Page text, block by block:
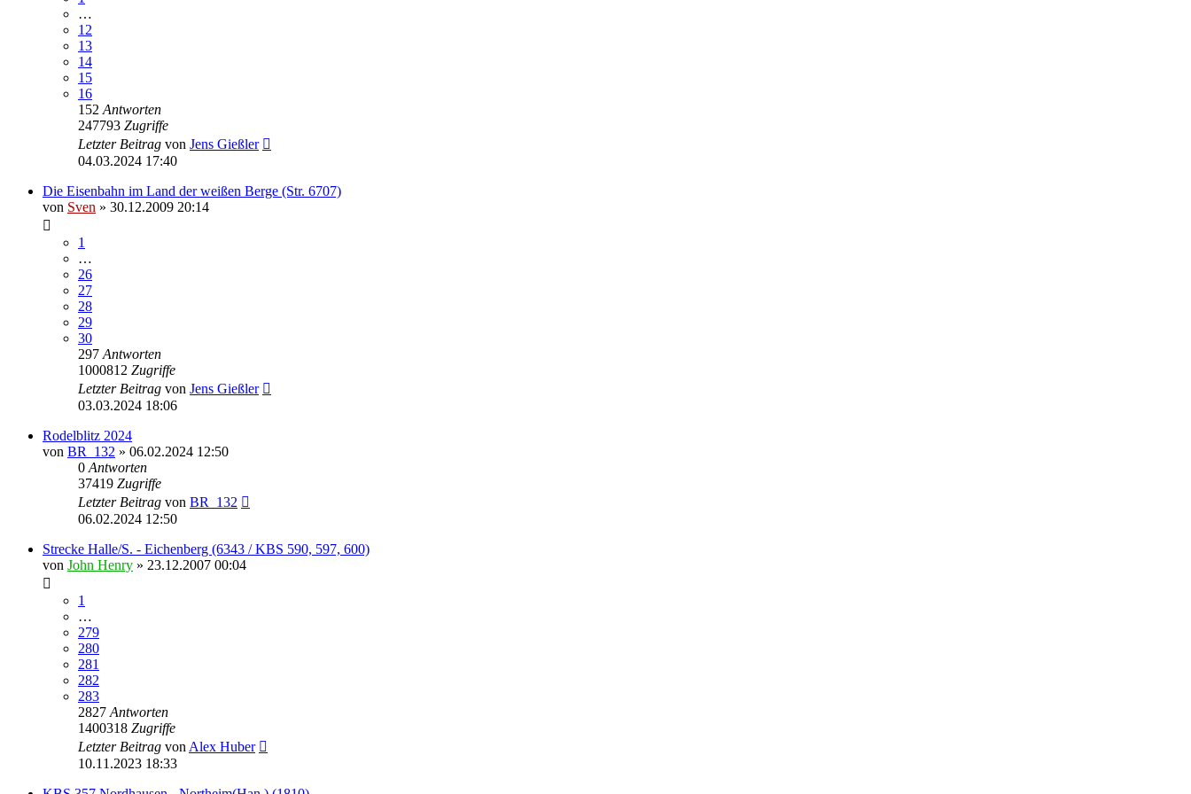
…
12
13
14
15
16
152 Antworten
247793 Zugriffe
Letzter Beitrag von Jens Gießler
04.03.2024 17:40
Die Eisenbahn im Land der weißen Berge (Str. 6707)
von Sven » 30.12.2009 20:14
1
…
26
27
28
29
30
297 Antworten
1000812 Zugriffe
Letzter Beitrag von Jens Gießler
03.03.2024 18:06
Rodelblitz 2024
von BR_132 » 06.02.2024 12:50
0 Antworten
37419 Zugriffe
Letzter Beitrag von BR_132
06.02.2024 12:50
Strecke Halle/S. - Eichenberg (6343 / KBS 590, 597, 600)
von John Henry » 23.12.2007 00:04
1
…
279
280
281
282
283
2827 Antworten
1400318 Zugriffe
Letzter Beitrag von Alex Huber
10.11.2023 18:33